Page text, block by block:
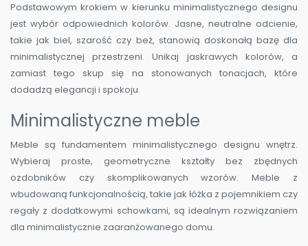
Podstawowym krokiem w kierunku minimalistycznego designu
jest wybór odpowiednich kolorów. Jasne, neutralne odcienie,
takie jak biel, szarość czy beż, stanowią doskonałą bazę dla
minimalistycznej przestrzeni. Unikaj jaskrawych kolorów, a
zamiast tego skup się na stonowanych tonacjach, które
dodadzą elegancji i spokoju.
Minimalistyczne meble
Meble są fundamentem minimalistycznego designu wnętrz.
Wybieraj proste, geometryczne kształty bez zbędnych
ozdobników czy skomplikowanych wzorów. Meble z
wbudowaną funkcjonalnością, takie jak łóżka z pojemnikiem czy
regały z dodatkowymi schowkami, są idealnym rozwiązaniem
dla minimalistycznie zaaranżowanego domu.